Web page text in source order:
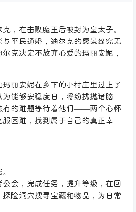
，在击败魔王后被封为皇太子。
平民通婚，迪尔克的愿景终究无
克决定不放弃心爱的玛丽安妮，
丽安妮在乡下的小村庄里过上了
能够安稳度日，将纷扰抛诸脑
有的难题等待着他们——两个心怀
困难，找到属于自己的真正幸
会，完成任务，提升等级，在回
险洞穴搜寻宝藏和物品，为日常